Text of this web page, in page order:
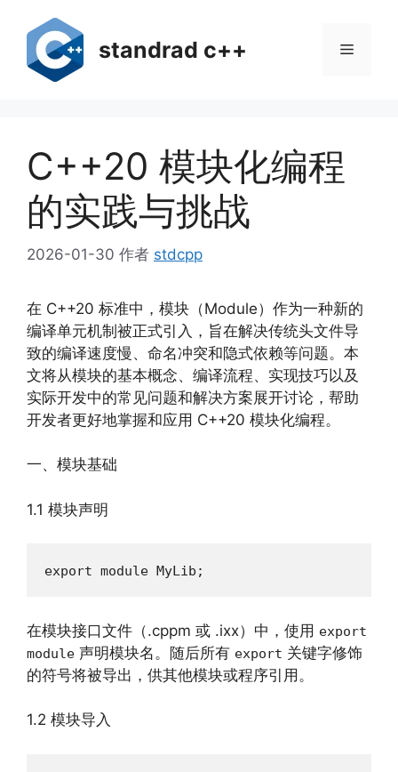
standrad c++ 菜
C++20 模块化编程
的实践与挑战
2026-01-30 作者 stdcpp
在 C++20 标准中，模块（Module）作为一种新的
编译单元机制被正式引入，旨在解决传统头文件导
致的编译速度慢、命名冲突和隐式依赖等问题。本
文将从模块的基本概念、编译流程、实现技巧以及
实际开发中的常见问题和解决方案展开讨论，帮助
开发者更好地掌握和应用 C++20 模块化编程。
一、模块基础
1.1 模块声明
export module MyLib;
在模块接口文件（.cppm 或 .ixx）中，使用 export
module 声明模块名。随后所有 export 关键字修饰
的符号将被导出，供其他模块或程序引用。
1.2 模块导入